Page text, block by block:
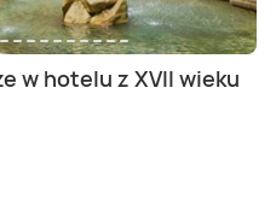
w hotelu z XVII wieku